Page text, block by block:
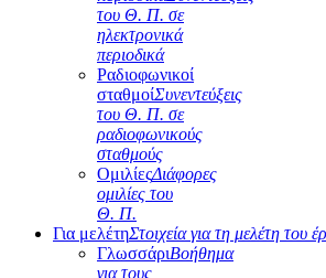
του Θ. Π. σε
ηλεκτρονικά
περιοδικά
Ραδιοφωνικοί
σταθμοίΣυνεντεύξεις
του Θ. Π. σε
ραδιοφωνικούς
σταθμούς
ΟμιλίεςΔιάφορες
ομιλίες του
Θ. Π.
Για μελέτηΣτοιχεία για τη μελέτη του
ΓλωσσάριΒοήθημα
για τους